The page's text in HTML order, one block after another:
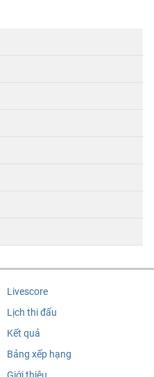
Livescore
Lịch thi đấu
Kết quả
Bảng xếp hạng
Giới thiệu